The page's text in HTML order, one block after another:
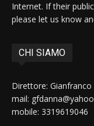
Internet. If their
please let us know
CHI SIAMO
Direttore: Gianfranco
mail:
mobile: 3319619046